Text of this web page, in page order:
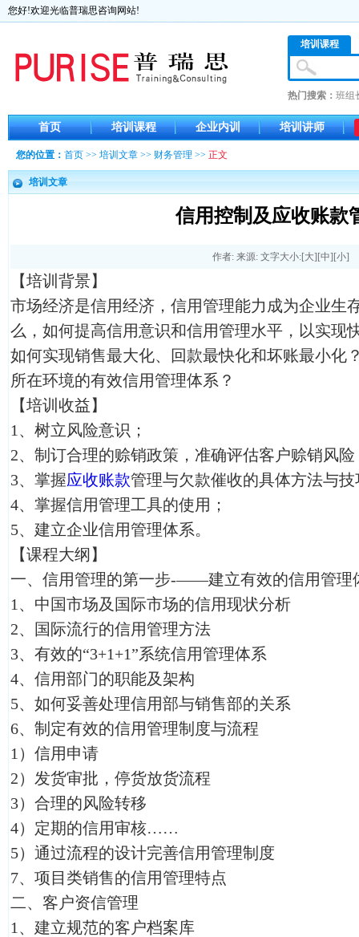
您好!欢迎光临普瑞思咨询网站!
培训课程
热门搜索： 班组
首页 培训课程 企业内训 培训讲师
您的位置： 首页 >> 培训文章 >> 财务管理 >> 正文
培训文章
信用控制及应收账款
作者: 来源: 文字大小:[大][中][小]
【培训背景】
市场经济是信用经济，信用管理能力成为企业生
么，如何提高信用意识和信用管理水平，以实现
如何实现销售最大化、回款最快化和坏账最小化
所在环境的有效信用管理体系？
【培训收益】
1、树立风险意识；
2、制订合理的赊销政策，准确评估客户赊销风
3、掌握应收账款管理与欠款催收的具体方法与技
4、掌握信用管理工具的使用；
5、建立企业信用管理体系。
【课程大纲】
一、信用管理的第一步-——建立有效的信用管
1、中国市场及国际市场的信用现状分析
2、国际流行的信用管理方法
3、有效的“3+1+1”系统信用管理体系
4、信用部门的职能及架构
5、如何妥善处理信用部与销售部的关系
6、制定有效的信用管理制度与流程
1）信用申请
2）发货审批，停货放货流程
3）合理的风险转移
4）定期的信用审核……
5）通过流程的设计完善信用管理制度
7、项目类销售的信用管理特点
二、客户资信管理
1、建立规范的客户档案库